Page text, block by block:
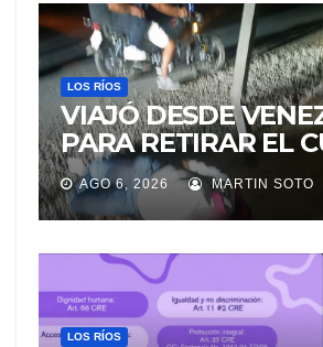
LOS RÍOS
VIAJÓ DESDE
PARA RETIRAR EL
DE SU MARIDO QUE
PERMANECIÓ SEIS
LA MORGUE
AGO 6, 2026 MARTIN SOTO
LOS RÍOS